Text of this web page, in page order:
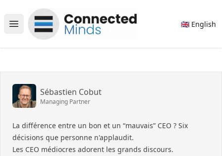
Open main menu
Connected Minds
🇬🇧 English
Sébastien Cobut
Managing Partner
La différence entre un bon et un “mauvais” CEO ? Six
décisions que personne n'applaudit.
Les CEO médiocres adorent les grands discours.